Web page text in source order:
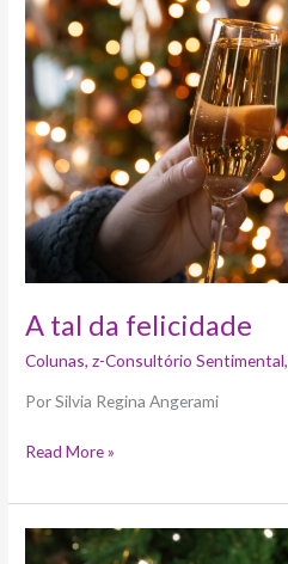
A tal da felicidade
Colunas,z-Consultório Sentimental,
Por Silvia Regina Angerami
felicidade
Read More »
Retrospectiva